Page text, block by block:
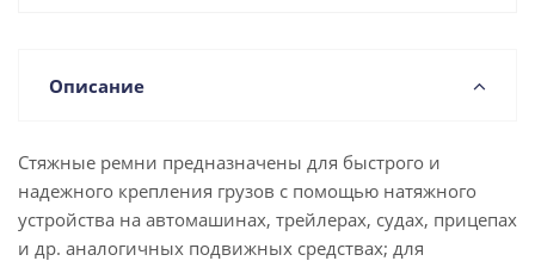
Описание
Стяжные ремни предназначены для быстрого и
надежного крепления грузов с помощью натяжного
устройства на автомашинах, трейлерах, судах, прицепах
и др. аналогичных подвижных средствах; для